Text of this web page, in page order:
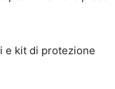
e kit di protezione